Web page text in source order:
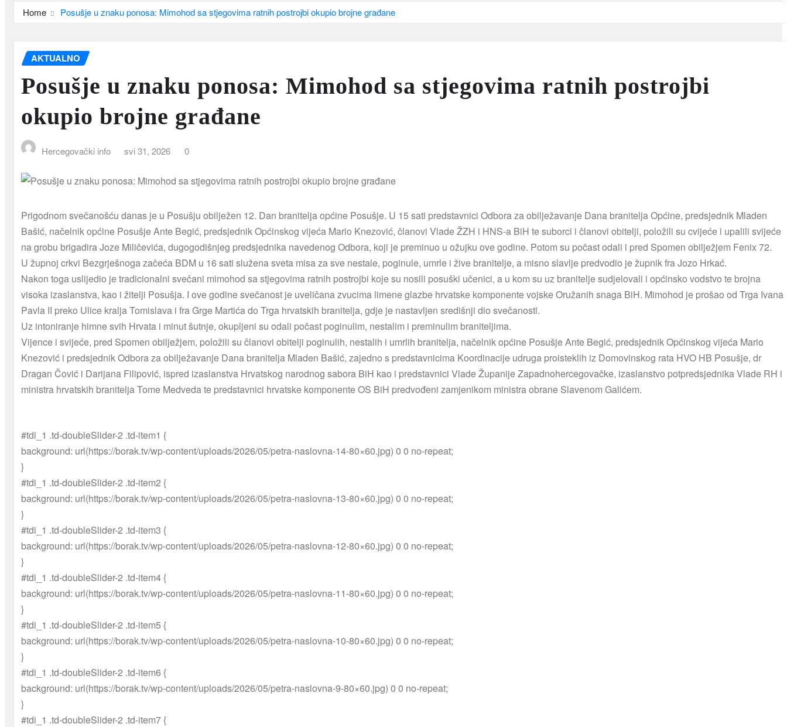
Home Posušje u znaku ponosa: Mimohod sa stjegovima ratnih postrojbi okupio brojne građane
AKTUALNO
Posušje u znaku ponosa: Mimohod sa stjegovima ratnih postrojbi
okupio brojne građane
Hercegovački info svi 31, 2026 0
Prigodnom svečanošću danas je u Posušju obilježen 12. Dan branitelja općine Posušje. U 15 sati predstavnici Odbora za obilježavanje Dana branitelja Općine, predsjednik Mladen
Bašić, načelnik općine Posušje Ante Begić, predsjednik Općinskog vijeća Mario Knezović, članovi Vlade ŽZH i HNS-a BiH te suborci i članovi obitelji, položili su cvijeće i upalili svijeće
na grobu brigadira Joze Miličevića, dugogodišnjeg predsjednika navedenog Odbora, koji je preminuo u ožujku ove godine. Potom su počast odali i pred Spomen obilježjem Fenix 72.
U župnoj crkvi Bezgrješnoga začeća BDM u 16 sati služena sveta misa za sve nestale, poginule, umrle i žive branitelje, a misno slavlje predvodio je župnik fra Jozo Hrkać.
Nakon toga uslijedio je tradicionalni svečani mimohod sa stjegovima ratnih postrojbi koje su nosili posuški učenici, a u kom su uz branitelje sudjelovali i općinsko vodstvo te brojna
visoka izaslanstva, kao i žitelji Posušja. I ove godine svečanost je uveličana zvucima limene glazbe hrvatske komponente vojske Oružanih snaga BiH. Mimohod je prošao od Trga Ivana
Pavla II preko Ulice kralja Tomislava i fra Grge Martića do Trga hrvatskih branitelja, gdje je nastavljen središnji dio svečanosti.
Uz intoniranje himne svih Hrvata i minut šutnje, okupljeni su odali počast poginulim, nestalim i preminulim braniteljima.
Vijence i svijeće, pred Spomen obilježjem, položili su članovi obitelji poginulih, nestalih i umrlih branitelja, načelnik općine Posušje Ante Begić, predsjednik Općinskog vijeća Mario
Knezović i predsjednik Odbora za obilježavanje Dana branitelja Mladen Bašić, zajedno s predstavnicima Koordinacije udruga proisteklih iz Domovinskog rata HVO HB Posušje, dr
Dragan Čović i Darijana Filipović, ispred izaslanstva Hrvatskog narodnog sabora BiH kao i predstavnici Vlade Županije Zapadnohercegovačke, izaslanstvo potpredsjednika Vlade RH i
ministra hrvatskih branitelja Tome Medveda te predstavnici hrvatske komponente OS BiH predvođeni zamjenikom ministra obrane Slavenom Galićem.
#tdi_1 .td-doubleSlider-2 .td-item1 {
background: url(https://borak.tv/wp-content/uploads/2026/05/petra-naslovna-14-80×60.jpg) 0 0 no-repeat;
}
#tdi_1 .td-doubleSlider-2 .td-item2 {
background: url(https://borak.tv/wp-content/uploads/2026/05/petra-naslovna-13-80×60.jpg) 0 0 no-repeat;
}
#tdi_1 .td-doubleSlider-2 .td-item3 {
background: url(https://borak.tv/wp-content/uploads/2026/05/petra-naslovna-12-80×60.jpg) 0 0 no-repeat;
}
#tdi_1 .td-doubleSlider-2 .td-item4 {
background: url(https://borak.tv/wp-content/uploads/2026/05/petra-naslovna-11-80×60.jpg) 0 0 no-repeat;
}
#tdi_1 .td-doubleSlider-2 .td-item5 {
background: url(https://borak.tv/wp-content/uploads/2026/05/petra-naslovna-10-80×60.jpg) 0 0 no-repeat;
}
#tdi_1 .td-doubleSlider-2 .td-item6 {
background: url(https://borak.tv/wp-content/uploads/2026/05/petra-naslovna-9-80×60.jpg) 0 0 no-repeat;
}
#tdi_1 .td-doubleSlider-2 .td-item7 {